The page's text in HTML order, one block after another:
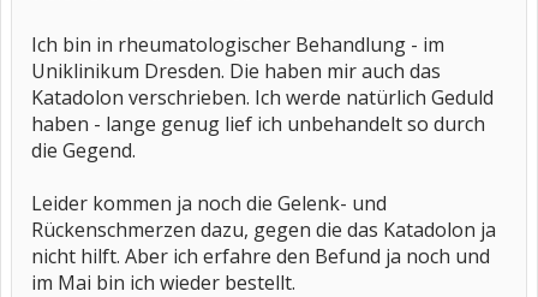
Ich bin in rheumatologischer Behandlung - im
Uniklinikum Dresden. Die haben mir auch das
Katadolon verschrieben. Ich werde natürlich Geduld
haben - lange genug lief ich unbehandelt so durch
die Gegend.
Leider kommen ja noch die Gelenk- und
Rückenschmerzen dazu, gegen die das Katadolon ja
nicht hilft. Aber ich erfahre den Befund ja noch und
im Mai bin ich wieder bestellt.